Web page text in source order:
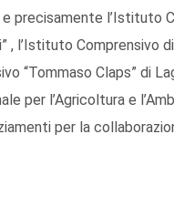
precisamente l’Istituto
, l’Istituto Comprensivo
“Tommaso Claps” di
per l’Agricoltura e
per la